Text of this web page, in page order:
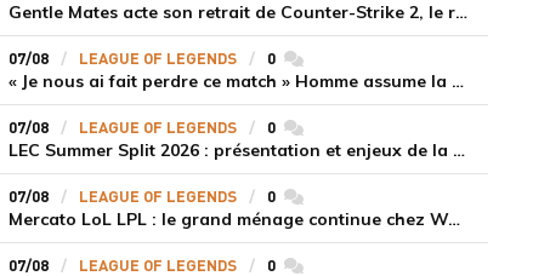
Gentle Mates acte son retrait de Counter-Strike 2, le roster ibérique libéré
07/08 LEAGUE OF LEGENDS 0commentaires
« Je nous ai fait perdre ce match » Homme assume la responsabilité de la défaite de HLE face à Gen.G
07/08 LEAGUE OF LEGENDS 0commentaires
LEC Summer Split 2026 : présentation et enjeux de la troisième semaine de compétition
07/08 LEAGUE OF LEGENDS 0commentaires
Mercato LoL LPL : le grand ménage continue chez Weibo Gaming, Jiejie quitte le navire au profit de Xiaohao
07/08 LEAGUE OF LEGENDS 0commentaires